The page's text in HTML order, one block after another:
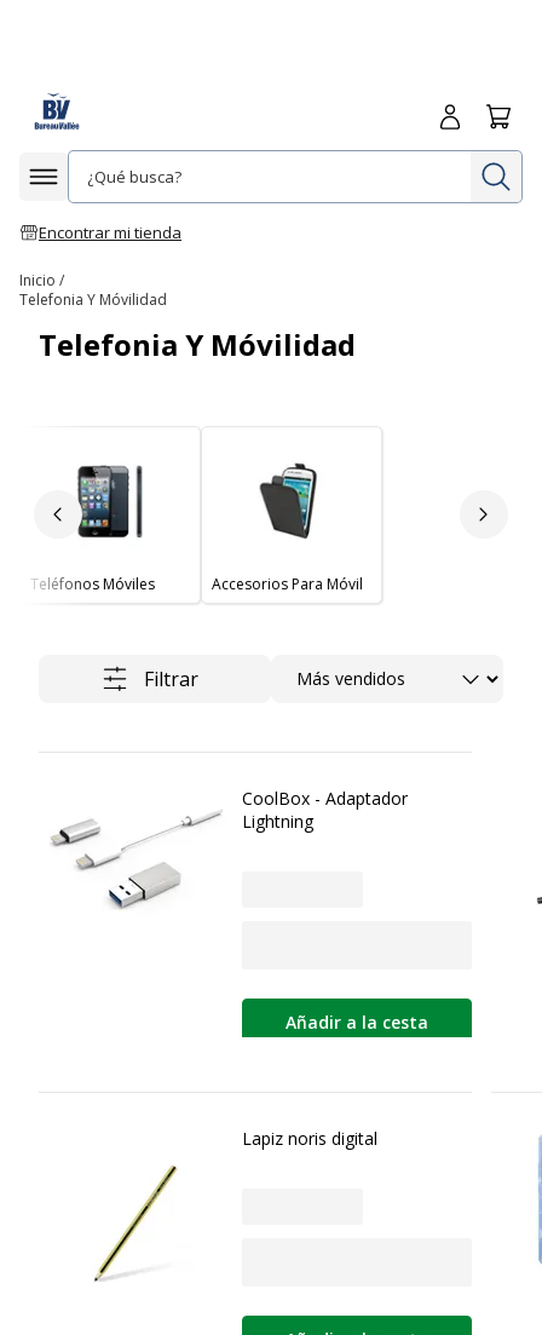
Afficher la navigation
Encontrar mi tienda
Iniciar
Inicio
Telefonia Y Móvilidad
Telefonia Y Móvilidad
Diapositiva anterior
Teléfonos Móviles Accesorios Para Móvil
Filtrar Ordenar
CoolBox - Adaptador
Lightning
Añadir a la cesta
Lapiz noris digital